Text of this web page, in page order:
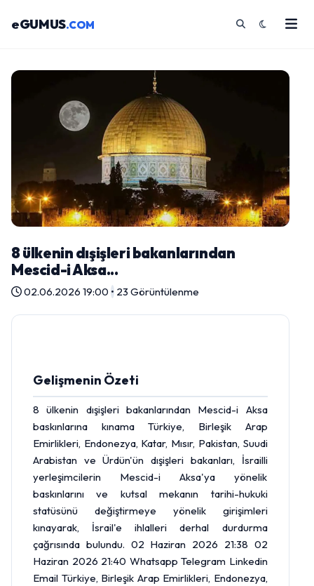
eGUMUS.COM
8 ülkenin dışişleri bakanlarından
Mescid-i Aksa...
02.06.2026 19:00 • 23 Görüntülenme
Gelişmenin Özeti
8 ülkenin dışişleri bakanlarından Mescid-i Aksa
baskınlarına kınama Türkiye, Birleşik Arap
Emirlikleri, Endonezya, Katar, Mısır, Pakistan, Suudi
Arabistan ve Ürdün'ün dışişleri bakanları, İsrailli
yerleşimcilerin Mescid-i Aksa'ya yönelik
baskınlarını ve kutsal mekanın tarihi-hukuki
statüsünü değiştirmeye yönelik girişimleri
kınayarak, İsrail'e ihlalleri derhal durdurma
çağrısında bulundu. 02 Haziran 2026 21:38 02
Haziran 2026 21:40 Whatsapp Telegram Linkedin
Email Türkiye, Birleşik Arap Emirlikleri, Endonezya,